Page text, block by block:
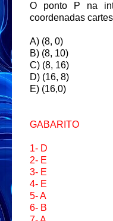
O ponto P na
coordenadas
A) (8, 0)
B) (8, 10)
C) (8, 16)
D) (16, 8)
E) (16,0)
GABARITO
1- D
2- E
3- E
4- E
5- A
6- B